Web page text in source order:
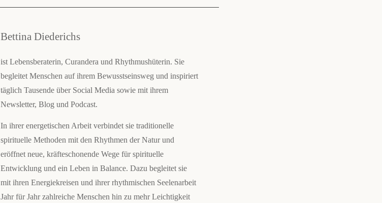
Bettina Diederichs
ist Lebensberaterin, Curandera und Rhythmushüterin. Sie
begleitet Menschen auf ihrem Bewusstseinsweg und inspiriert
täglich Tausende über Social Media sowie mit ihrem
Newsletter, Blog und Podcast.
In ihrer energetischen Arbeit verbindet sie traditionelle
spirituelle Methoden mit den Rhythmen der Natur und
eröffnet neue, kräfteschonende Wege für spirituelle
Entwicklung und ein Leben in Balance. Dazu begleitet sie
mit ihren Energiekreisen und ihrer rhythmischen Seelenarbeit
Jahr für Jahr zahlreiche Menschen hin zu mehr Leichtigkeit